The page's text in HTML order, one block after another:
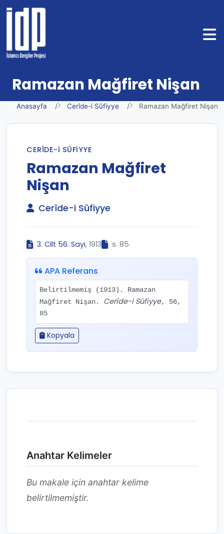
Ramazan Mağfiret Nişan
Anasayfa Cerîde-i Sûfiyye Ramazan Mağfiret Nişan
CERÎDE-I SÛFIYYE
Ramazan Mağfiret
Nişan
Cerîde-i Sûfiyye
3. Cilt 56. Sayı, 1913 s. 85
APA Referans
Belirtilmemiş (1913). Ramazan
Mağfiret Nişan. Cerîde-i Sûfiyye, 56,
85
Kopyala
Anahtar Kelimeler
Bu makale için anahtar kelime
belirtilmemiştir.